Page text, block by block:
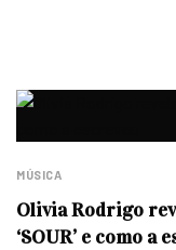
MÚSICA
Olivia Rodrigo
‘SOUR’ e como a